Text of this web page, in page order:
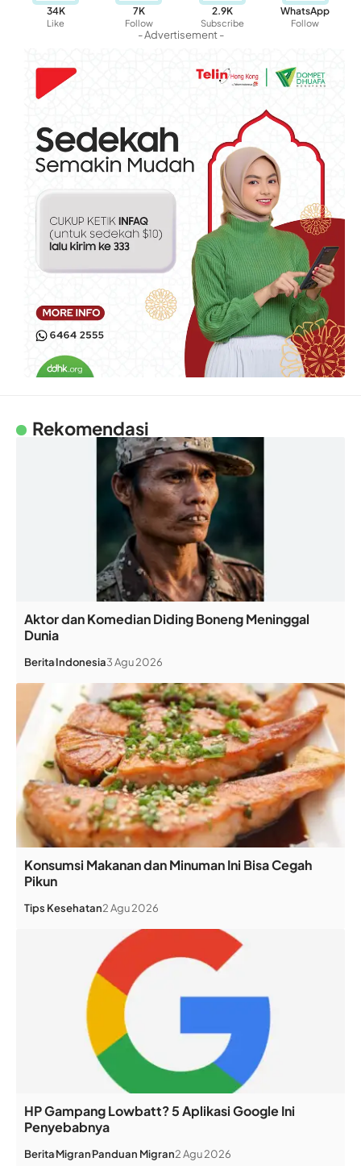
34K
Like
7K
Follow
2.9K
Subscribe
WhatsApp
Follow
- Advertisement -
Rekomendasi
Aktor dan Komedian Diding Boneng Meninggal
Dunia
BeritaIndonesia3 Agu 2026
Konsumsi Makanan dan Minuman Ini Bisa Cegah
Pikun
Tips Kesehatan2 Agu 2026
HP Gampang Lowbatt? 5 Aplikasi Google Ini
Penyebabnya
BeritaMigranPanduan Migran2 Agu 2026